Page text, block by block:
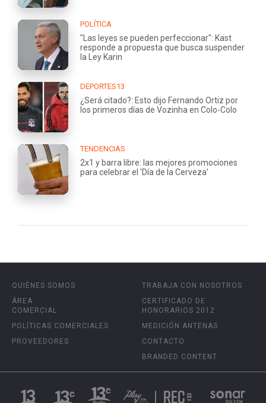
POLÍTICA
"Las leyes se pueden perfeccionar": Kast
responde a propuesta que busca suspender
la Ley Karin
DEPORTES13
¿Será citado?: Esto dijo Fernando Ortiz por
los primeros días de Vozinha en Colo-Colo
TENDENCIAS
2x1 y barra libre: las mejores promociones
para celebrar el 'Día de la Cerveza'
QUIÉNES SOMOS
ÁREA
COMERCIAL
POLÍTICAS COMERCIALES
PROVEEDORES
TRABAJA CON NOSOTROS
CERTIFICADO DE
HONORARIOS 2012
MEDICIÓN ANTENAS
CONTACTO
BRANDED CONTENT